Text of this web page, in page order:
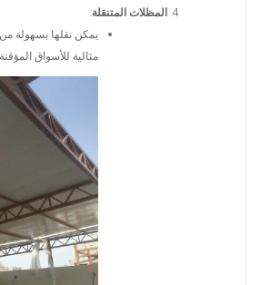
المظلات المتنقلة:
يمكن نقلها بسهولة
مثالية للأسواق